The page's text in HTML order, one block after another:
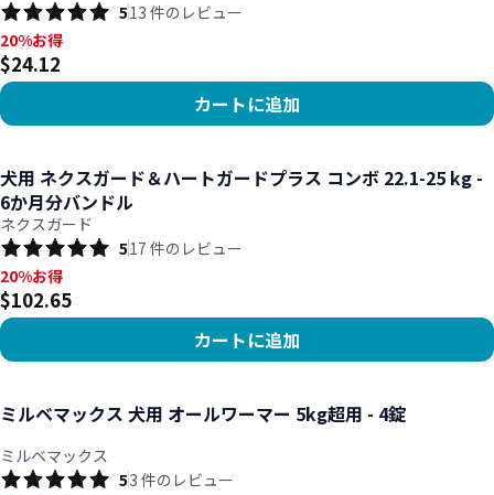
513 件のレビュー
20%お得, $24.12
20%お得
$24.12
カートに追加
犬用 ネクスガード＆ハートガードプラス コンボ 22.1-25 kg -
6か月分バンドル
ネクスガード
517 件のレビュー
20%お得, $102.65
20%お得
$102.65
カートに追加
ミルベマックス 犬用 オールワーマー 5kg超用 - 4錠
ミルベマックス
53 件のレビュー